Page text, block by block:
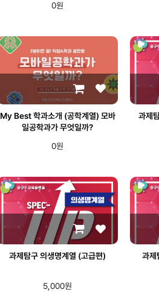
0원
My Best 학과소개 (공학계열) 모바
일공학과가 무엇일까?
0원
과제
과제탐구 의생명계열 (고급편)
5,000원
과제